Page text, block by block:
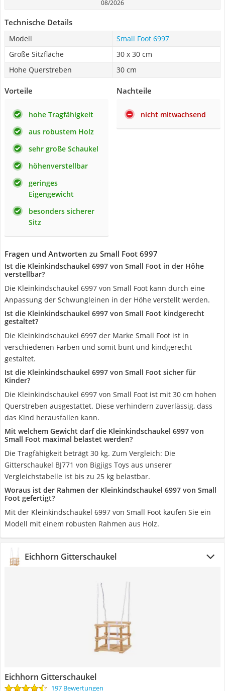
08/2026
Technische Details
Modell
Small Foot 6997
Große Sitzfläche
30 x 30 cm
Hohe Querstreben
30 cm
Vorteile
hohe Tragfähigkeit
aus robustem Holz
sehr große Schaukel
höhenverstellbar
geringes
Eigengewicht
besonders sicherer
Sitz
Nachteile
nicht mitwachsend
Fragen und Antworten zu Small Foot 6997
Ist die Kleinkindschaukel 6997 von Small Foot in der Höhe
verstellbar?
Die Kleinkindschaukel 6997 von Small Foot kann durch eine
Anpassung der Schwungleinen in der Höhe verstellt werden.
Ist die Kleinkindschaukel 6997 von Small Foot kindgerecht
gestaltet?
Die Kleinkindschaukel 6997 der Marke Small Foot ist in
verschiedenen Farben und somit bunt und kindgerecht
gestaltet.
Ist die Kleinkindschaukel 6997 von Small Foot sicher für
Kinder?
Die Kleinkindschaukel 6997 von Small Foot ist mit 30 cm hohen
Querstreben ausgestattet. Diese verhindern zuverlässig, dass
das Kind herausfallen kann.
Mit welchem Gewicht darf die Kleinkindschaukel 6997 von
Small Foot maximal belastet werden?
Die Tragfähigkeit beträgt 30 kg. Zum Vergleich: Die
Gitterschaukel BJ771 von Bigjigs Toys aus unserer
Vergleichstabelle ist bis zu 25 kg belastbar.
Woraus ist der Rahmen der Kleinkindschaukel 6997 von Small
Foot gefertigt?
Mit der Kleinkindschaukel 6997 von Small Foot kaufen Sie ein
Modell mit einem robusten Rahmen aus Holz.
Eichhorn Gitterschaukel
Eichhorn Gitterschaukel
197 Bewertungen